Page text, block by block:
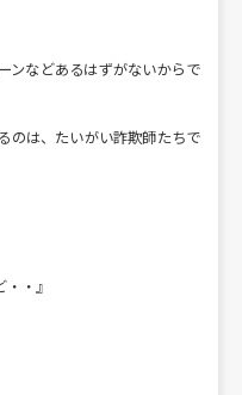
ンなどあるはずがないからで
のは、たいがい詐欺師たちで
・』